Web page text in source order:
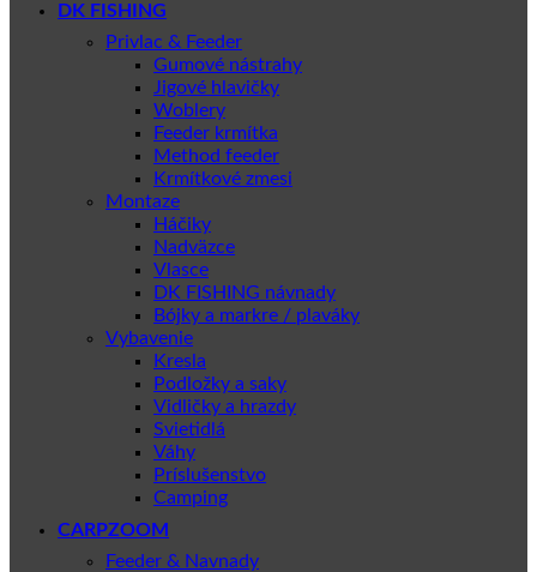
DK FISHING
Privlac & Feeder
Gumové nástrahy
Jigové hlavičky
Woblery
Feeder krmítka
Method feeder
Krmítkové zmesi
Montaze
Háčiky
Nadväzce
Vlasce
DK FISHING návnady
Bójky a markre / plaváky
Vybavenie
Kresla
Podložky a saky
Vidličky a hrazdy
Svietidlá
Váhy
Príslušenstvo
Camping
CARPZOOM
Feeder & Navnady